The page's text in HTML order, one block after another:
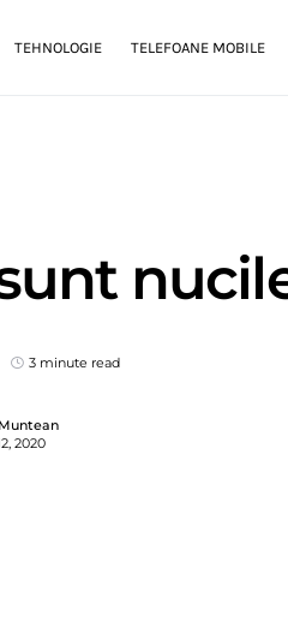
TEHNOLOGIE TELEFOANE MOBILE
3 minute read
2020